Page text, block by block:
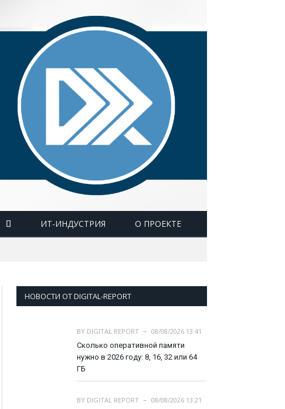
ИТ-ИНДУСТРИЯ О ПРОЕКТЕ
НОВОСТИ ОТ DIGITAL-REPORT
BY DIGITAL REPORT
08/08/2026 13:41
Сколько оперативной памяти
нужно в 2026 году: 8, 16, 32 или 64
ГБ
BY DIGITAL REPORT
08/08/2026 13:21